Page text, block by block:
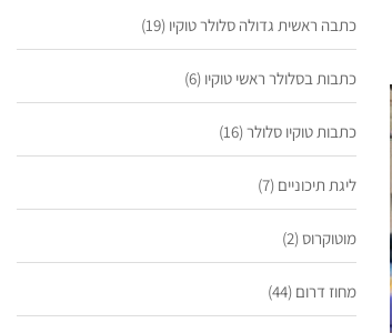
כתבה ראשית גדולה סלולר טוקיו (19)
כתבות בסלולר ראשי טוקיו (6)
כתבות טוקיו סלולר(16)
ליגת תיכוניים (7)
מוטוקרוס(2)
מחוז דרום (44)